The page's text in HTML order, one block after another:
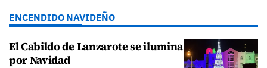
ENCENDIDO NAVIDEÑO
El Cabildo de Lanzarote se ilumina
por Navidad